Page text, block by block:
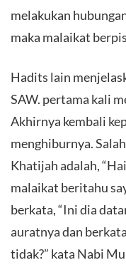
melakukan
maka malaikat
Hadits lain
SAW. pertama kali
Akhirnya kembali
menghiburnya.
Khatijah adalah,
malaikat beritahu
berkata, “Ini dia
auratnya dan
tidak?” kata Nabi